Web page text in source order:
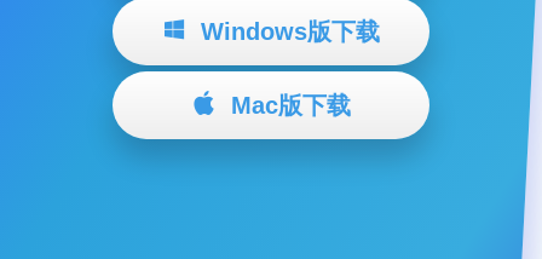
Windows版下载
Mac版下载